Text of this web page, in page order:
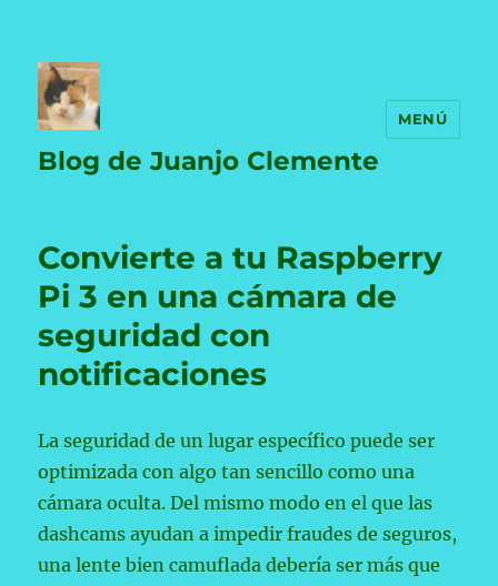
Blog de Juanjo Clemente
MENÚ
Convierte a tu Raspberry
Pi 3 en una cámara de
seguridad con
notificaciones
La seguridad de un lugar específico puede ser
optimizada con algo tan sencillo como una
cámara oculta. Del mismo modo en el que las
dashcams ayudan a impedir fraudes de seguros,
una lente bien camuflada debería ser más que